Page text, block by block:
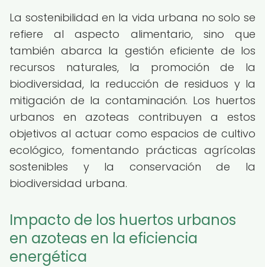
La sostenibilidad en la vida urbana no solo se
refiere al aspecto alimentario, sino que
también abarca la gestión eficiente de los
recursos naturales, la promoción de la
biodiversidad, la reducción de residuos y la
mitigación de la contaminación. Los huertos
urbanos en azoteas contribuyen a estos
objetivos al actuar como espacios de cultivo
ecológico, fomentando prácticas agrícolas
sostenibles y la conservación de la
biodiversidad urbana.
Impacto de los huertos urbanos
en azoteas en la eficiencia
energética